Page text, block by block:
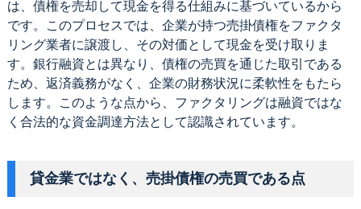
は、債権を売却して現金を得る仕組みに基づいているから
です。このプロセスでは、企業が持つ売掛債権をファクタ
リング業者に譲渡し、その対価として現金を受け取りま
す。銀行融資とは異なり、債権の売買を通じた取引である
ため、返済義務がなく、企業の財務状況に柔軟性をもたら
します。このような点から、ファクタリングは融資ではな
く合法的な資金調達方法として認識されています。
貸金業ではなく、売掛債権の売買である点